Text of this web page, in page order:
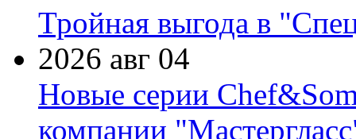
Тройная выгода в
2026 авг 04
Новые серии
компании